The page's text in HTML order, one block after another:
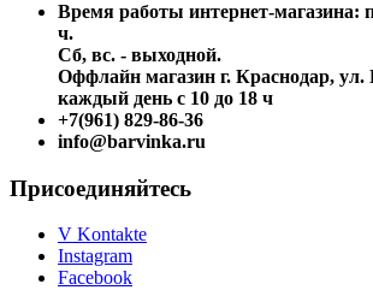
Время работы интернет-магазина:
ч.
Сб, вс. - выходной.
Оффлайн магазин г. Краснодар, ул.
каждый день с 10 до 18 ч
+7(961) 829-86-36
info@barvinka.ru
Присоединяйтесь
V Kontakte
Instagram
Facebook